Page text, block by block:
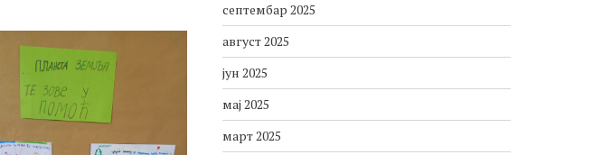
септембар 2025
август 2025
јун 2025
мај 2025
март 2025